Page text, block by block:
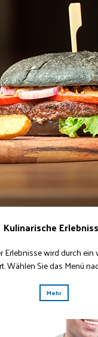
Kulinarische
Erlebnisse wird durch
Wählen Sie das Menü
Mehr